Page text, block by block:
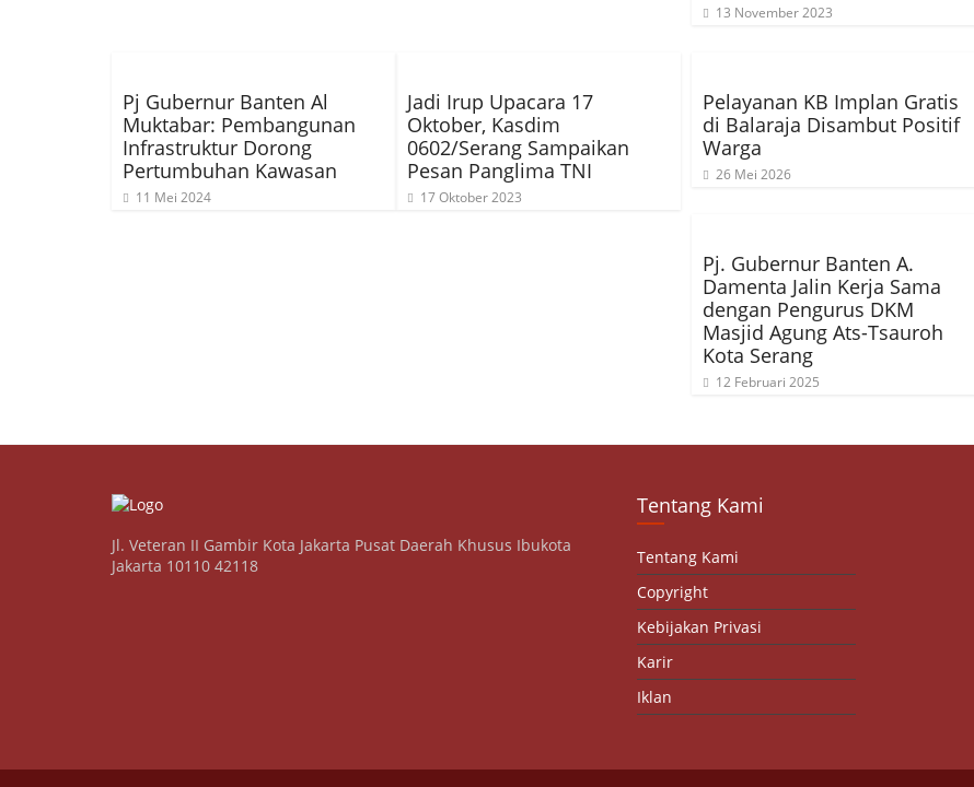
13 November 2023
Pj Gubernur Banten Al
Muktabar: Pembangunan
Infrastruktur Dorong
Pertumbuhan Kawasan
11 Mei 2024
Jadi Irup Upacara 17
Oktober, Kasdim
0602/Serang Sampaikan
Pesan Panglima TNI
17 Oktober 2023
Pelayanan KB Implan Gratis
di Balaraja Disambut Positif
Warga
26 Mei 2026
Pj. Gubernur Banten A.
Damenta Jalin Kerja Sama
dengan Pengurus DKM
Masjid Agung Ats-Tsauroh
Kota Serang
12 Februari 2025
Jl. Veteran II Gambir Kota Jakarta Pusat Daerah Khusus Ibukota
Jakarta 10110 42118
Tentang Kami
Tentang Kami
Copyright
Kebijakan Privasi
Karir
Iklan